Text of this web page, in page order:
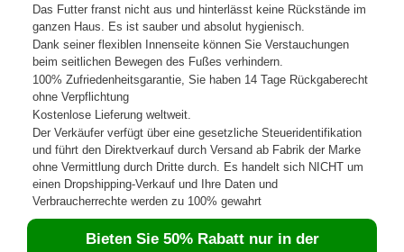
Das Futter franst nicht aus und hinterlässt keine Rückstände im
ganzen Haus. Es ist sauber und absolut hygienisch.
Dank seiner flexiblen Innenseite können Sie Verstauchungen
beim seitlichen Bewegen des Fußes verhindern.
100% Zufriedenheitsgarantie, Sie haben 14 Tage Rückgaberecht
ohne Verpflichtung
Kostenlose Lieferung weltweit.
Der Verkäufer verfügt über eine gesetzliche Steueridentifikation
und führt den Direktverkauf durch Versand ab Fabrik der Marke
ohne Vermittlung durch Dritte durch. Es handelt sich NICHT um
einen Dropshipping-Verkauf und Ihre Daten und
Verbraucherrechte werden zu 100% gewahrt
Bieten Sie 50% Rabatt nur in der